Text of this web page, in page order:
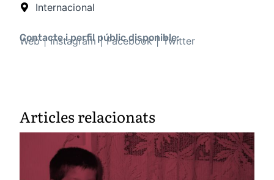
Internacional
Contacte i perfil públic disponible:
Web Instagram Facebook Twitter
Articles relacionats